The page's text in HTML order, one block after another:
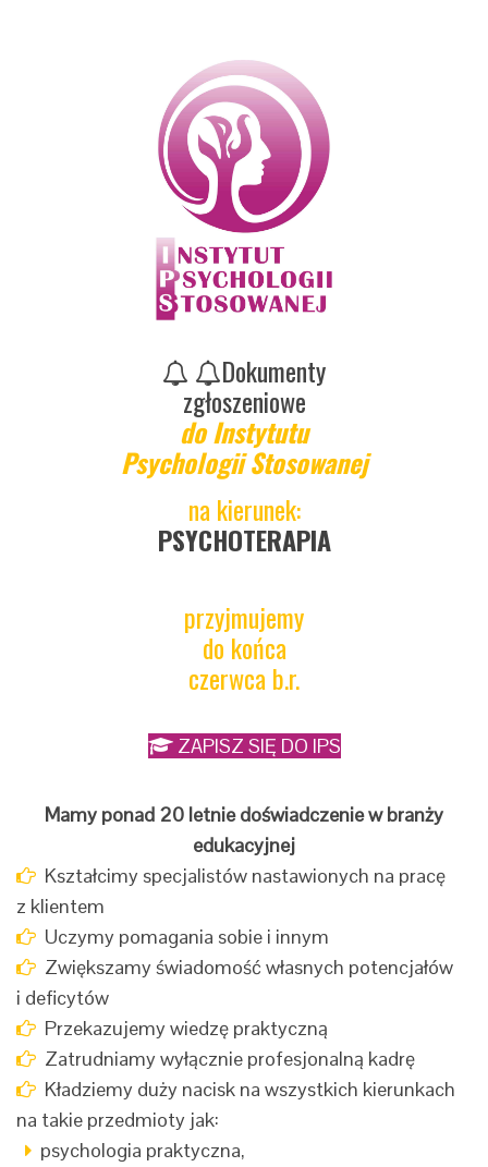
Dokumenty
zgłoszeniowe
do Instytutu
Psychologii Stosowanej
na kierunek:
PSYCHOTERAPIA
przyjmujemy
do końca
czerwca b.r.
ZAPISZ SIĘ DO IPS
Mamy ponad 20 letnie doświadczenie w branży
edukacyjnej
Kształcimy specjalistów nastawionych na pracę
z klientem
Uczymy pomagania sobie i innym
Zwiększamy świadomość własnych potencjałów
i deficytów
Przekazujemy wiedzę praktyczną
Zatrudniamy wyłącznie profesjonalną kadrę
Kładziemy duży nacisk na wszystkich kierunkach
na takie przedmioty jak:
psychologia praktyczna,